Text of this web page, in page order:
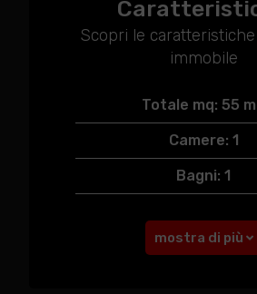
Scopri le
immobile
Totale mq: 55
Camere: 1
Bagni: 1
mostra di più